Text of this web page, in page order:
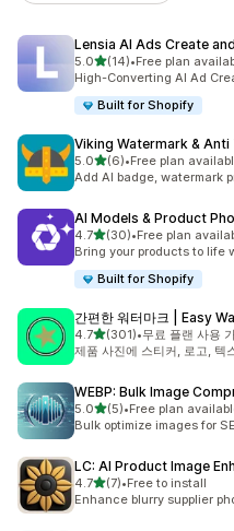
Lensia AI Ads Create
5.0별 5개 중
(14)
총 리뷰 14개
•Free plan
High-Converting AI Ad
Built for Shopify
Viking Watermark &
5.0별 5개 중
(6)
총 리뷰 6개
•Free plan
Add AI badge, watermark
AI Models & Product
4.7별 5개 중
(30)
총 리뷰 30개
•Free plan
Bring your products to life
Built for Shopify
간편한 워터마크 | Easy
4.7별 5개 중
(301)
총 리뷰 301개
•무료 플랜 사용
제품 사진에 스티커, 로고, 텍
WEBP: Bulk Image
5.0별 5개 중
(5)
총 리뷰 5개
•Free plan
Bulk optimize images for
LC: AI Product Image
4.7별 5개 중
(7)
총 리뷰 7개
•Free to install
Enhance blurry supplier